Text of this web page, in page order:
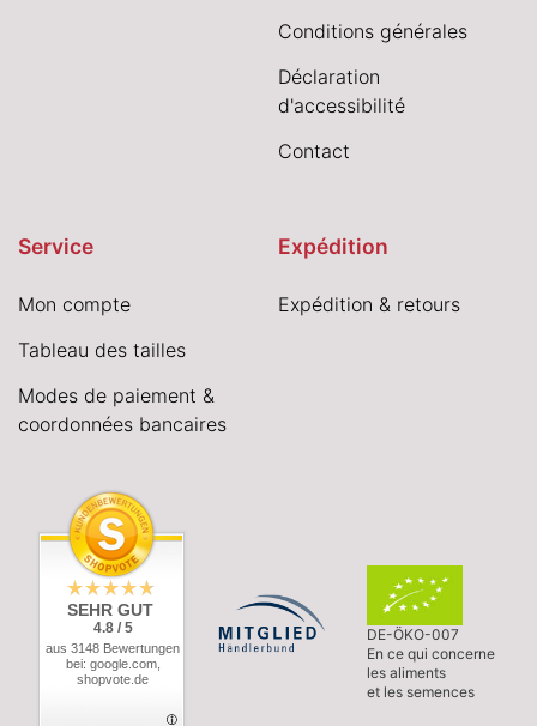
Conditions générales
Déclaration
d'accessibilité
Contact
Service
Mon compte
Tableau des tailles
Modes de paiement &
coordonnées bancaires
Expédition
Expédition & retours
SEHR GUT
4.8 / 5
aus 3148 Bewertungen
bei: google.com,
shopvote.de
DE-ÖKO-007
En ce qui concerne
les aliments
et les semences